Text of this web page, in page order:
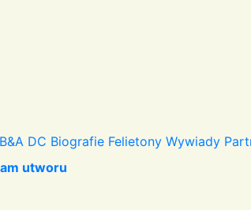
DC Biografie Felietony Wywiady
utworu